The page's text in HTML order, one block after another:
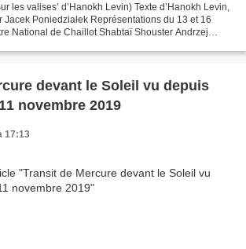
les valises’ d’Hanokh Levin) Texte d’Hanokh Levin,
Poniedziałek Représentations du 13 et 16
National de Chaillot Shabtaï Shouster Andrzej
devant le Soleil vu depuis
novembre 2019
17:13